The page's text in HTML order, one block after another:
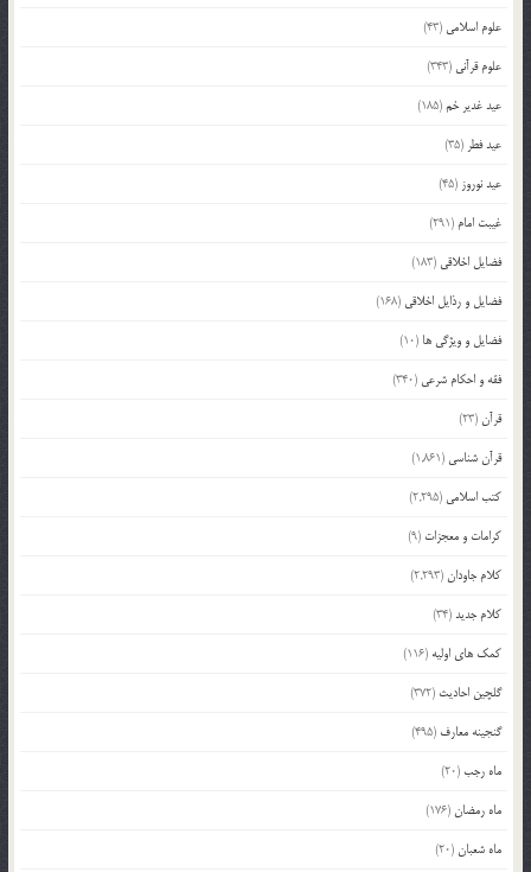
علوم اسلامی (43)
علوم قرآنی (343)
عید غدیر خم(185)
عید فطر (35)
عید نوروز (45)
غیبت امام (291)
فضایل اخلاقی (183)
فضایل و رذایل اخلاقی (168)
فضایل و ویژگی ها (10)
فقه و احکام شرعی (340)
قرآن(23)
قرآن شناسی (1,861)
کتب اسلامی (2,295)
کرامات و معجزات (9)
کلام جاودان(2,293)
کلام جدید(34)
کمک های اولیه (116)
گلچین احادیث (372)
گنجینه معارف (495)
ماه رجب(20)
ماه رمضان(176)
ماه شعبان(20)